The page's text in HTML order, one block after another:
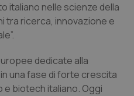
neurodegenerative
italiano nelle scienze della
tra ricerca, innovazione e
dedicate alla
una fase di forte crescita
biotech italiano. Oggi